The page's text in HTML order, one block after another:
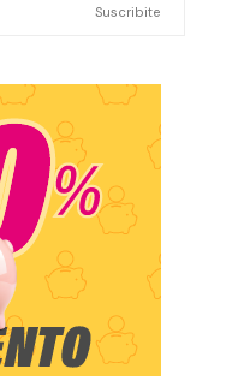
Suscribite